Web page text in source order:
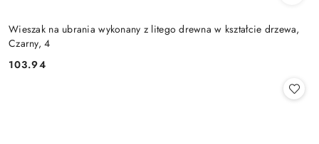
Wieszak na ubrania wykonany z litego drewna w kształcie drzewa,
Czarny, 4
Cena:
103.94